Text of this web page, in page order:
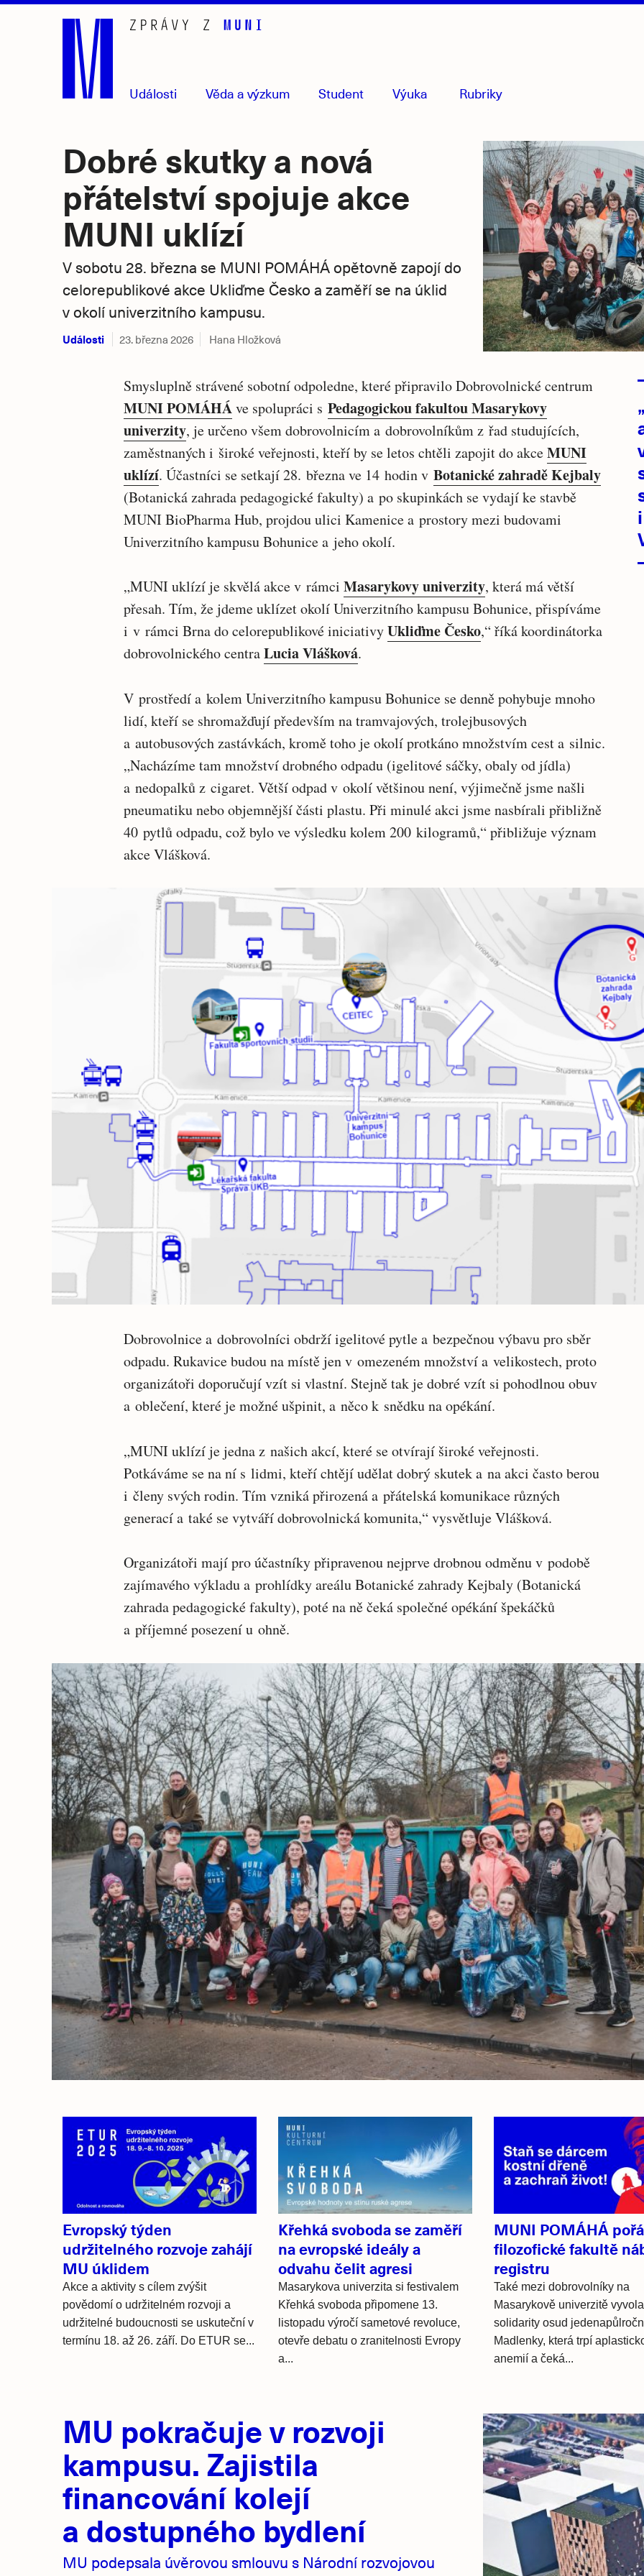
Události Věda a výzkum Student Výuka Rubriky
Dobré skutky a nová
přátelství spojuje akce
MUNI uklízí
V sobotu 28. března se MUNI POMÁHÁ opětovně zapojí do
celorepublikové akce Ukliďme Česko a zaměří se na úklid
v okolí univerzitního kampusu.
Události 23. března 2026 Hana Hložková
Smysluplně strávené sobotní odpoledne, které připravilo Dobrovolnické centrum
MUNI POMÁHÁve spolupráci s Pedagogickou fakultou Masarykovy
univerzity, je určeno všem dobrovolnicím a dobrovolníkům z řad studujících,
zaměstnaných i široké veřejnosti, kteří by se letos chtěli zapojit do akceMUNI
uklízí. Účastníci se setkají 28. března ve 14 hodin v Botanické zahradě Kejbaly
(Botanická zahrada pedagogické fakulty) a po skupinkách se vydají ke stavbě
MUNI BioPharma Hub, projdou ulici Kamenice a prostory mezi budovami
Univerzitního kampusu Bohunice a jeho okolí.
„MUNI uklízí je skvělá akce v rámci Masarykovy univerzity, která má větší
přesah. Tím, že jdeme uklízet okolí Univerzitního kampusu Bohunice, přispíváme
i v rámci Brna do celorepublikové iniciativyUkliďme Česko,“ říká koordinátorka
dobrovolnického centraLucia Vlášková.
V prostředí a kolem Univerzitního kampusu Bohunice se denně pohybuje mnoho
lidí, kteří se shromažďují především na tramvajových, trolejbusových
a autobusových zastávkách, kromě toho je okolí protkáno množstvím cest a silnic.
„Nacházíme tam množství drobného odpadu (igelitové sáčky, obaly od jídla)
a nedopalků z cigaret. Větší odpad v okolí většinou není, výjimečně jsme našli
pneumatiku nebo objemnější části plastu. Při minulé akci jsme nasbírali přibližně
40 pytlů odpadu, což bylo ve výsledku kolem 200 kilogramů,“ přibližuje význam
akce Vlášková.
Dobrovolnice a dobrovolníci obdrží igelitové pytle a bezpečnou výbavu pro sběr
odpadu. Rukavice budou na místě jen v omezeném množství a velikostech, proto
organizátoři doporučují vzít si vlastní. Stejně tak je dobré vzít si pohodlnou obuv
a oblečení, které je možné ušpinit, a něco k snědku na opékání.
„MUNI uklízí je jedna z našich akcí, které se otvírají široké veřejnosti.
Potkáváme se na ní s lidmi, kteří chtějí udělat dobrý skutek a na akci často berou
i členy svých rodin. Tím vzniká přirozená a přátelská komunikace různých
generací a také se vytváří dobrovolnická komunita,“ vysvětluje Vlášková.
Organizátoři mají pro účastníky připravenou nejprve drobnou odměnu v podobě
zajímavého výkladu a prohlídky areálu Botanické zahrady Kejbaly (Botanická
zahrada pedagogické fakulty), poté na ně čeká společné opékání špekáčků
a příjemné posezení u ohně.
Související
články
Evropský týden
udržitelného rozvoje zahájí
MU úklidem
Akce a aktivity s cílem zvýšit
povědomí o udržitelném rozvoji a
udržitelné budoucnosti se uskuteční v
termínu 18. až 26. září. Do ETUR se...
Křehká svoboda se zaměří
na evropské ideály a
odvahu čelit agresi
Masarykova univerzita si festivalem
Křehká svoboda připomene 13.
listopadu výročí sametové revoluce,
otevře debatu o zranitelnosti Evropy
a...
MUNI POMÁHÁ
filozofické fakultě
registru
Také mezi dobrovolníky na
Masarykově univerzitě
solidarity osud
Madlenky, která trpí
anemií a čeká...
novinky
MU pokračuje v rozvoji
kampusu. Zajistila
financování kolejí
a dostupného bydlení
MU podepsala úvěrovou smlouvu s Národní rozvojovou